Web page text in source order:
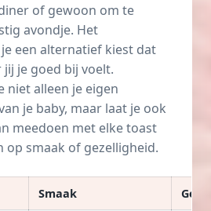
of gewoon om te
avondje. Het
een alternatief kiest dat
je goed bij voelt.
niet alleen je eigen
je baby, maar laat je ook
meedoen met elke toast
op smaak of gezelligheid.
Smaak